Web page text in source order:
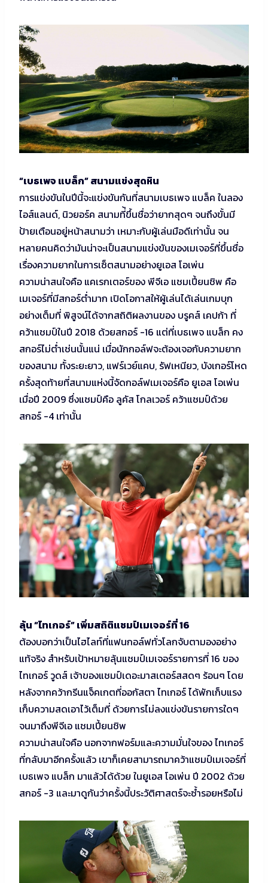
“เบธเพจ แบล็ก” สนามแข่งสุดหิน
การแข่งขันในปีนี้จะแข่งขันกันที่สนามเบธเพจ แบล็ค ในลอง
ไอส์แลนด์, นิวยอร์ค สนามที่้ขึ้นชื่อว่ายากสุดๆ จนถึงขั้นมี
ป้ายเตือนอยู่หน้าสนามว่า เหมาะกับผู้เล่นมือดีเท่านั้น จน
หลายคนคิดว่ามันน่าจะเป็นสนามแข่งขันของเมเจอร์ที่ขึ้นชื่อ
เรื่องความยากในการเซ็ตสนามอย่างยูเอส โอเพ่น
ความน่าสนใจคือ แคเรกเตอร์ของ พีจีเอ แชมเปี้ยนชิพ คือ
เมเจอร์ที่มีสกอร์ต่ำมาก เปิดโอกาสให้ผู้เล่นได้เล่นเกมบุก
อย่างเต็มที่ พิสูจน์ได้จากสถิติผลงานของ บรูคส์ เคปก้า ที่
คว้าแชมป์ในปี 2018 ด้วยสกอร์ -16 แต่ที่เบธเพจ แบล็ก คง
สกอร์ไม่ต่ำเช่นนั้นแน่ เมื่อนักกอล์ฟจะต้องเจอกับความยาก
ของสนาม ทั้งระยะยาว, แฟร์เวย์แคบ, รัฟเหนียว, บังเกอร์โหด
ครั้งสุดท้ายที่สนามแห่งนี้จัดกอล์ฟเมเจอร์คือ ยูเอส โอเพ่น
เมื่อปี 2009 ซึ่งแชมป์คือ ลูคัส โกลเวอร์ คว้าแชมป์ด้วย
สกอร์ -4 เท่านั้น
ลุ้น “ไทเกอร์” เพิ่มสถิติแชมป์เมเจอร์ที่ 16
ต้องบอกว่าเป็นไฮไลท์ที่แฟนกอล์ฟทั่วโลกจับตามองอย่าง
แท้จริง สำหรับเป้าหมายลุ้นแชมป์เมเจอร์รายการที่ 16 ของ
ไทเกอร์ วูดส์ เจ้าของแชมป์เดอะมาสเตอร์สสดๆ ร้อนๆ โดย
หลังจากคว้ากรีนแจ็คเกตที่ออกัสตา ไทเกอร์ ได้พักเก็บแรง
เก็บความสดเอาไว้เต็มที่ ด้วยการไม่ลงแข่งขันรายการใดๆ
จนมาถึงพีจีเอ แชมเปี้ยนชิพ
ความน่าสนใจคือ นอกจากฟอร์มและความมั่นใจของ ไทเกอร์
ที่กลับมาอีกครั้งแล้ว เขาก็เคยสามารถมาคว้าแชมป์เมเจอร์ที่
เบธเพจ แบล็ก มาแล้วได้ด้วย ในยูเอส โอเพ่น ปี 2002 ด้วย
สกอร์ -3 และมาดูกันว่าครั้งนี้ประวัติศาสตร์จะซ้ำรอยหรือไม่